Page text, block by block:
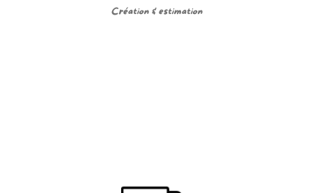
Création & estimation